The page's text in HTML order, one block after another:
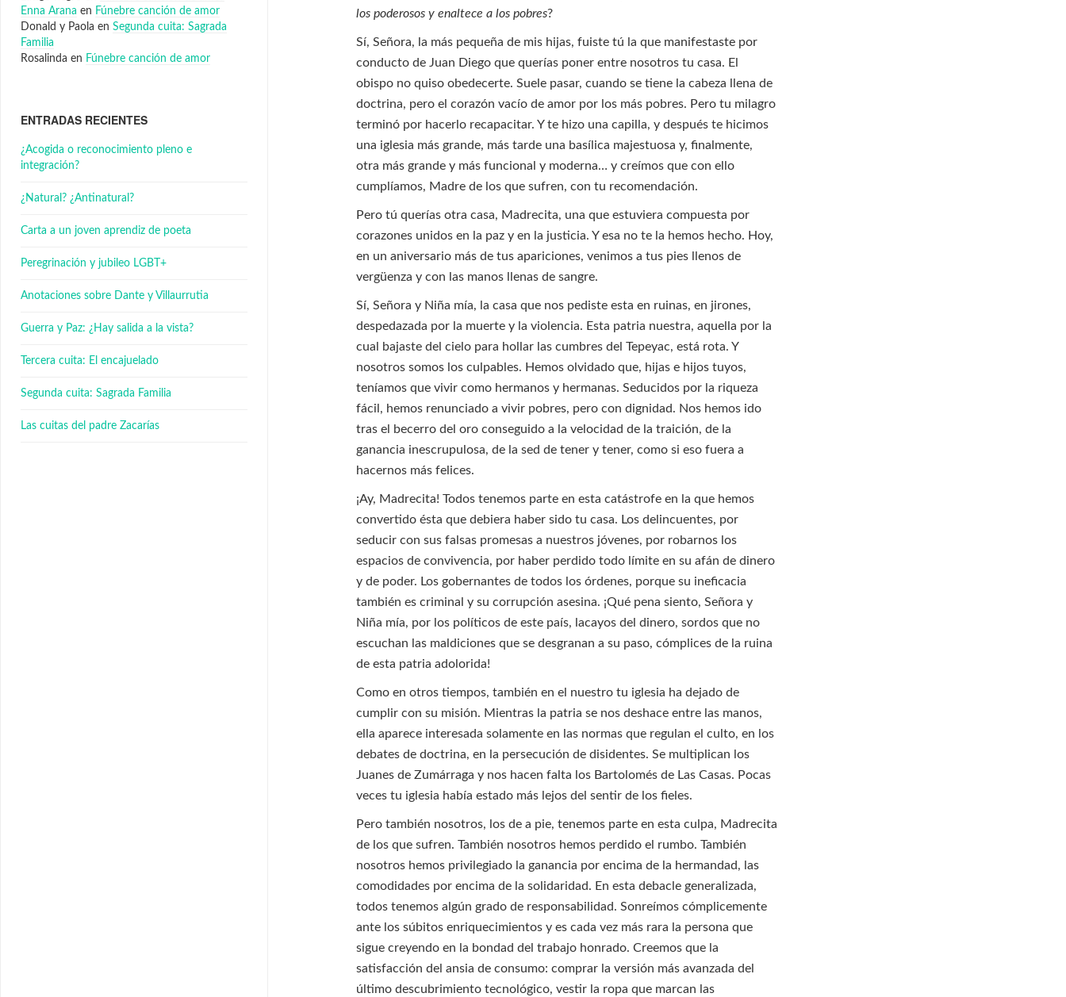
los poderosos y enaltece a los pobres?
Sí, Señora, la más pequeña de mis hijas, fuiste tú la que manifestaste por
conducto de Juan Diego que querías poner entre nosotros tu casa. El
obispo no quiso obedecerte. Suele pasar, cuando se tiene la cabeza llena de
doctrina, pero el corazón vacío de amor por los más pobres. Pero tu milagro
terminó por hacerlo recapacitar. Y te hizo una capilla, y después te hicimos
una iglesia más grande, más tarde una basílica majestuosa y, finalmente,
otra más grande y más funcional y moderna… y creímos que con ello
cumplíamos, Madre de los que sufren, con tu recomendación.
Pero tú querías otra casa, Madrecita, una que estuviera compuesta por
corazones unidos en la paz y en la justicia. Y esa no te la hemos hecho. Hoy,
en un aniversario más de tus apariciones, venimos a tus pies llenos de
vergüenza y con las manos llenas de sangre.
Sí, Señora y Niña mía, la casa que nos pediste esta en ruinas, en jirones,
despedazada por la muerte y la violencia. Esta patria nuestra, aquella por la
cual bajaste del cielo para hollar las cumbres del Tepeyac, está rota. Y
nosotros somos los culpables. Hemos olvidado que, hijas e hijos tuyos,
teníamos que vivir como hermanos y hermanas. Seducidos por la riqueza
fácil, hemos renunciado a vivir pobres, pero con dignidad. Nos hemos ido
tras el becerro del oro conseguido a la velocidad de la traición, de la
ganancia inescrupulosa, de la sed de tener y tener, como si eso fuera a
hacernos más felices.
¡Ay, Madrecita! Todos tenemos parte en esta catástrofe en la que hemos
convertido ésta que debiera haber sido tu casa. Los delincuentes, por
seducir con sus falsas promesas a nuestros jóvenes, por robarnos los
espacios de convivencia, por haber perdido todo límite en su afán de dinero
y de poder. Los gobernantes de todos los órdenes, porque su ineficacia
también es criminal y su corrupción asesina. ¡Qué pena siento, Señora y
Niña mía, por los políticos de este país, lacayos del dinero, sordos que no
escuchan las maldiciones que se desgranan a su paso, cómplices de la ruina
de esta patria adolorida!
Como en otros tiempos, también en el nuestro tu iglesia ha dejado de
cumplir con su misión. Mientras la patria se nos deshace entre las manos,
ella aparece interesada solamente en las normas que regulan el culto, en los
debates de doctrina, en la persecución de disidentes. Se multiplican los
Juanes de Zumárraga y nos hacen falta los Bartolomés de Las Casas. Pocas
veces tu iglesia había estado más lejos del sentir de los fieles.
Pero también nosotros, los de a pie, tenemos parte en esta culpa, Madrecita
de los que sufren. También nosotros hemos perdido el rumbo. También
nosotros hemos privilegiado la ganancia por encima de la hermandad, las
comodidades por encima de la solidaridad. En esta debacle generalizada,
todos tenemos algún grado de responsabilidad. Sonreímos cómplicemente
ante los súbitos enriquecimientos y es cada vez más rara la persona que
sigue creyendo en la bondad del trabajo honrado. Creemos que la
satisfacción del ansia de consumo: comprar la versión más avanzada del
último descubrimiento tecnológico, vestir la ropa que marcan las
Enna Arana en Fúnebre canción de amor
Donald y Paola en Segunda cuita: Sagrada
Familia
Rosalinda en Fúnebre canción de amor
ENTRADAS RECIENTES
¿Acogida o reconocimiento pleno e
integración?
¿Natural? ¿Antinatural?
Carta a un joven aprendiz de poeta
Peregrinación y jubileo LGBT+
Anotaciones sobre Dante y Villaurrutia
Guerra y Paz: ¿Hay salida a la vista?
Tercera cuita: El encajuelado
Segunda cuita: Sagrada Familia
Las cuitas del padre Zacarías